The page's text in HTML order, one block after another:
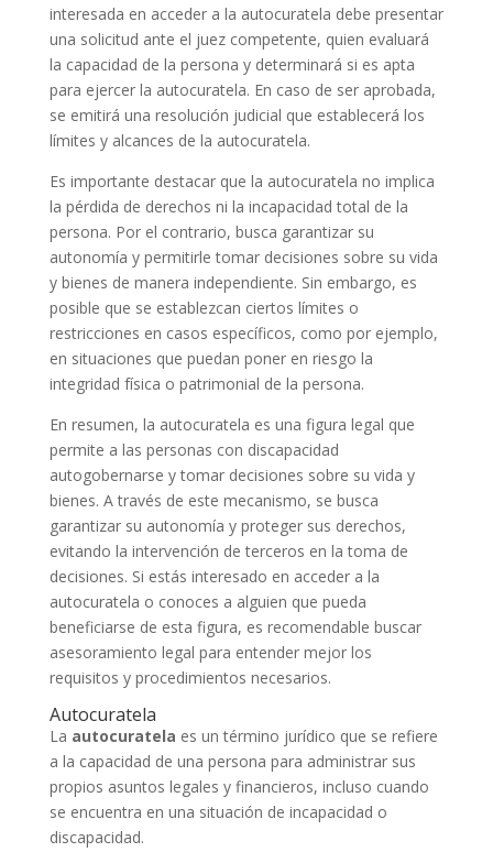
interesada en acceder a la autocuratela debe presentar
una solicitud ante el juez competente, quien evaluará
la capacidad de la persona y determinará si es apta
para ejercer la autocuratela. En caso de ser aprobada,
se emitirá una resolución judicial que establecerá los
límites y alcances de la autocuratela.
Es importante destacar que la autocuratela no implica
la pérdida de derechos ni la incapacidad total de la
persona. Por el contrario, busca garantizar su
autonomía y permitirle tomar decisiones sobre su vida
y bienes de manera independiente. Sin embargo, es
posible que se establezcan ciertos límites o
restricciones en casos específicos, como por ejemplo,
en situaciones que puedan poner en riesgo la
integridad física o patrimonial de la persona.
En resumen, la autocuratela es una figura legal que
permite a las personas con discapacidad
autogobernarse y tomar decisiones sobre su vida y
bienes. A través de este mecanismo, se busca
garantizar su autonomía y proteger sus derechos,
evitando la intervención de terceros en la toma de
decisiones. Si estás interesado en acceder a la
autocuratela o conoces a alguien que pueda
beneficiarse de esta figura, es recomendable buscar
asesoramiento legal para entender mejor los
requisitos y procedimientos necesarios.
Autocuratela
La autocuratela es un término jurídico que se refiere
a la capacidad de una persona para administrar sus
propios asuntos legales y financieros, incluso cuando
se encuentra en una situación de incapacidad o
discapacidad.